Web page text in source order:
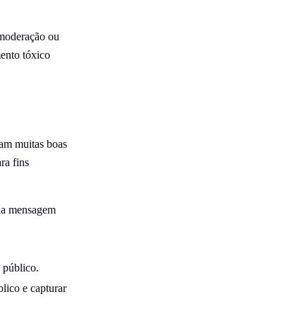
ou
tóxico
muitas boas
fins
mensagem
público.
e capturar